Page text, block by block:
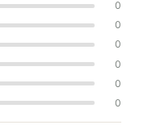
0
0
0
0
0
0